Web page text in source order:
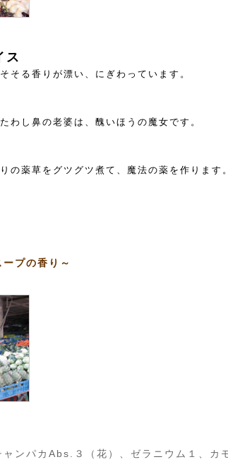
ス
そる香りが漂い、にぎわっています。
わし鼻の老婆は、醜いほうの魔女です。
の薬草をグツグツ煮て、魔法の薬を作ります。
プの香り～
ャンパカAbs.３（花）、ゼラニウム１、カ